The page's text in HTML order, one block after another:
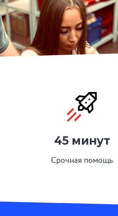
45 минут
Срочная помощь